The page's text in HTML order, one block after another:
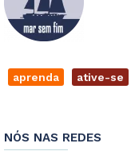
aprenda ative-se
NÓS NAS REDES